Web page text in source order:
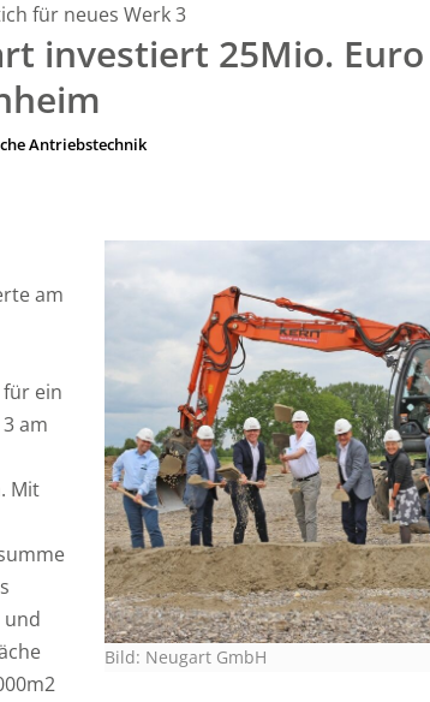
für neues Werk 3
investiert 25Mio.
Antriebstechnik
Bild: Neugart GmbH
am
ein
am
Mit
und